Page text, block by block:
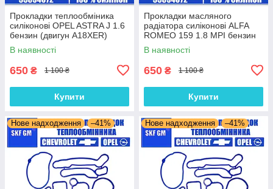
Прокладки теплообміника
силіконові OPEL ASTRA J 1.6
бензин (двигун A18XER)
комплект 16 шт.
В наявності
650 ₴ 1 100 ₴
Купити
Прокладки масляного
радіатора силіконові ALFA
ROMEO 159 1.8 MPI бензин
(двигун 939A4.000) комплект
16 шт.
В наявності
650 ₴ 1 100 ₴
Купити
Нове надходження –41% Нове надходження –41%